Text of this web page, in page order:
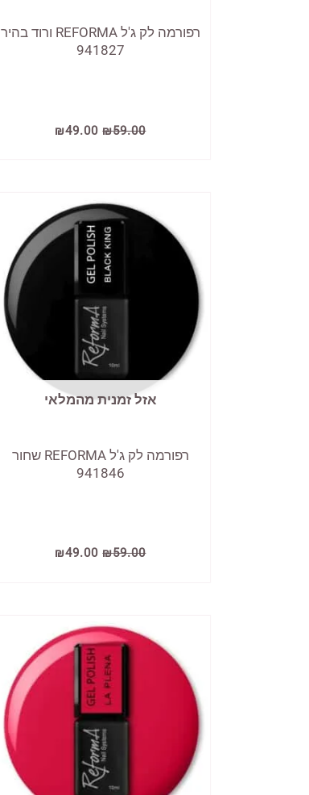
רפורמה לק ג'ל REFORMA ורוד בהיר
941827
₪59.00
המחיר
המקורי
₪49.00
הנוכחי
אזל זמנית מהמלאי
רפורמה לק ג'ל REFORMA שחור
941846
₪59.00
המחיר
המקורי
₪49.00
המחיר
הנוכחי